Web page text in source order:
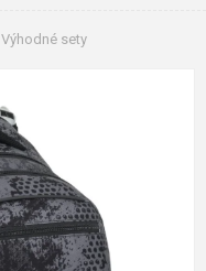
Výhodné sety